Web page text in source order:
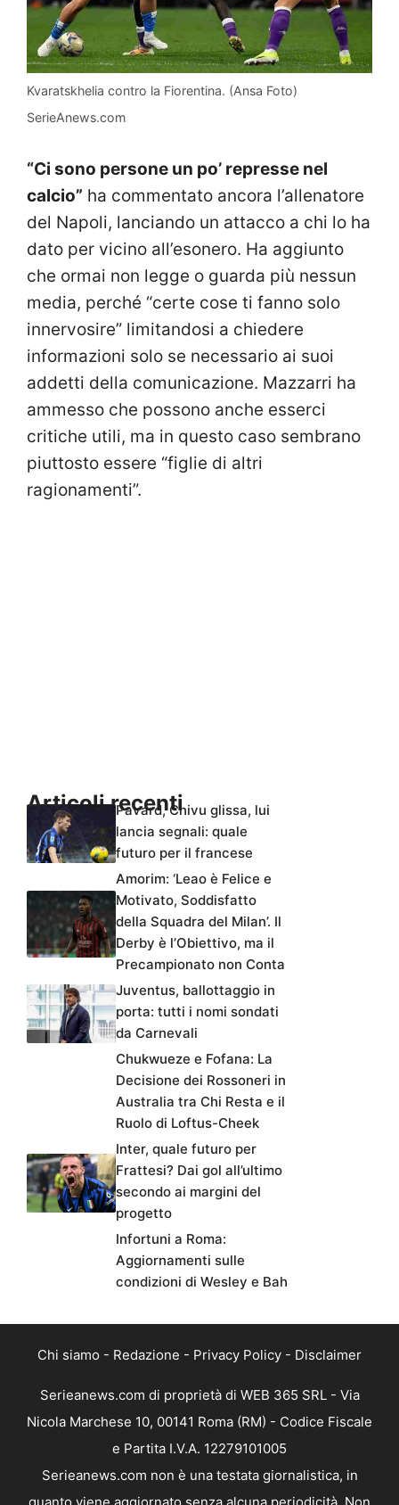
Kvaratskhelia contro la Fiorentina. (Ansa Foto)
SerieAnews.com
“Ci sono persone un po’ represse nel
calcio” ha commentato ancora l’allenatore
del Napoli, lanciando un attacco a chi lo ha
dato per vicino all’esonero. Ha aggiunto
che ormai non legge o guarda più nessun
media, perché “certe cose ti fanno solo
innervosire” limitandosi a chiedere
informazioni solo se necessario ai suoi
addetti della comunicazione. Mazzarri ha
ammesso che possono anche esserci
critiche utili, ma in questo caso sembrano
piuttosto essere “figlie di altri
ragionamenti”.
Articoli recentiPavard, Chivu glissa, lui
lancia segnali: quale
futuro per il francese
Amorim: ‘Leao è Felice e
Motivato, Soddisfatto
della Squadra del Milan’. Il
Derby è l’Obiettivo, ma il
Precampionato non Conta
Juventus, ballottaggio in
porta: tutti i nomi sondati
da Carnevali
Chukwueze e Fofana: La
Decisione dei Rossoneri in
Australia tra Chi Resta e il
Ruolo di Loftus-Cheek
Inter, quale futuro per
Frattesi? Dai gol all’ultimo
secondo ai margini del
progetto
Infortuni a Roma:
Aggiornamenti sulle
condizioni di Wesley e Bah
Chi siamo - Redazione - Privacy Policy - Disclaimer
Serieanews.com di proprietà di WEB 365 SRL - Via
Nicola Marchese 10, 00141 Roma (RM) - Codice Fiscale
e Partita I.V.A. 12279101005
Serieanews.com non è una testata giornalistica, in
quanto viene aggiornato senza alcuna periodicità. Non